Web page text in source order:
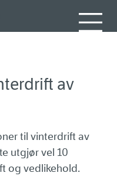
av
til vinterdrift av
utgjør vel 10
og vedlikehold.